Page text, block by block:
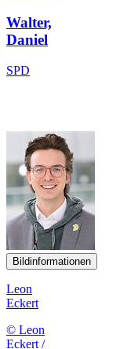
Walter,
Daniel
SPD
Bildinformationen
Leon
Eckert
© Leon
Eckert /